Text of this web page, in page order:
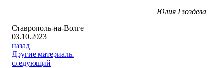
Юлия Гвоздева
Ставрополь-на-Волге
03.10.2023
назад
Другие материалы
следующий